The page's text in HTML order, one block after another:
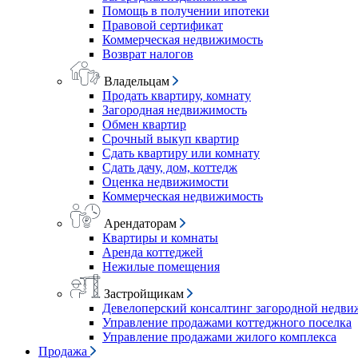
Помощь в получении ипотеки
Правовой сертификат
Коммерческая недвижимость
Возврат налогов
Владельцам
Продать квартиру, комнату
Загородная недвижимость
Обмен квартир
Срочный выкуп квартир
Сдать квартиру или комнату
Сдать дачу, дом, коттедж
Оценка недвижимости
Коммерческая недвижимость
Арендаторам
Квартиры и комнаты
Аренда коттеджей
Нежилые помещения
Застройщикам
Девелоперский консалтинг загородной
Управление продажами коттеджного поселка
Управление продажами жилого комплекса
Продажа